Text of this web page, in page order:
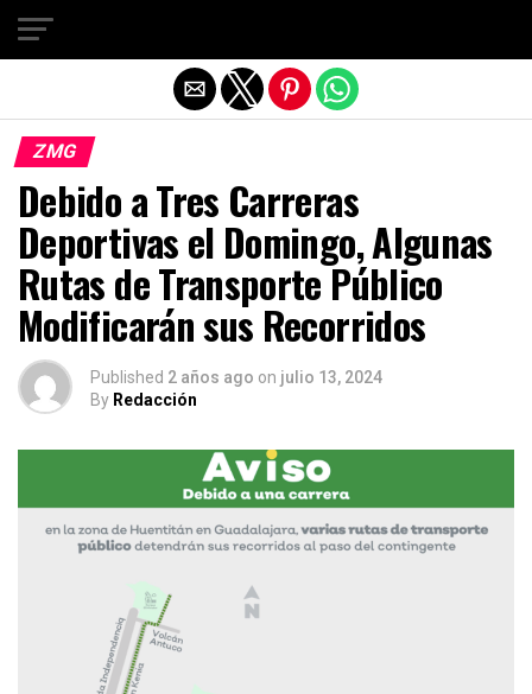
ZMG
Debido a Tres Carreras
Deportivas el Domingo, Algunas
Rutas de Transporte Público
Modificarán sus Recorridos
Published 2 años ago on julio 13, 2024
By Redacción